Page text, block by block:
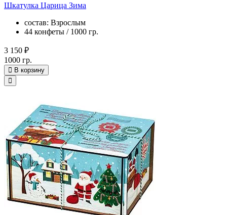
Шкатулка Царица Зима
состав: Взрослым
44 конфеты / 1000 гр.
3 150 ₽
1000 гр.
В корзину